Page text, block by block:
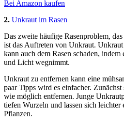
Bei Amazon kaufen
2. Unkraut im Rasen
Das zweite häufige Rasenproblem,
ist das Auftreten von Unkraut.
kann auch dem Rasen schaden,
und Licht wegnimmt.
Unkraut zu entfernen kann eine
paar Tipps wird es einfacher.
wie möglich entfernen. Junge
tiefen Wurzeln und lassen sich leichter
Pflanzen.